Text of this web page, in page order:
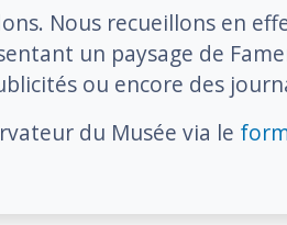
Nous recueillons en
un paysage de
ou encore des
du Musée via le